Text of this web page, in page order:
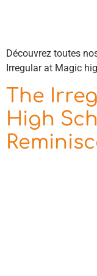
Découvrez toutes
Irregular at Magic
The
High